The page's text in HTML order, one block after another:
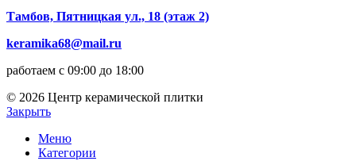
Тамбов, Пятницкая ул., 18 (этаж 2)
keramika68@mail.ru
работаем с 09:00 до 18:00
© 2026 Центр керамической плитки
Закрыть
Меню
Категории